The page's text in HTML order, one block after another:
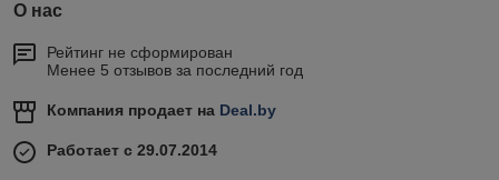
О нас
Рейтинг не сформирован
Менее 5 отзывов за последний год
Компания продает на Deal.by
Работает с 29.07.2014